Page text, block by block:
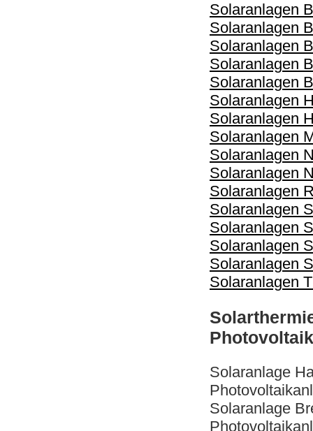
Solaranlagen
Solaranlagen
Solaranlagen
Solaranlagen
Solaranlagen
Solaranlagen
Solaranlagen
Solaranlagen
Solaranlagen
Solaranlagen
Solaranlagen
Solaranlagen
Solaranlagen
Solaranlagen
Solaranlagen
Solaranlagen
Solaranlage
Solaranlage